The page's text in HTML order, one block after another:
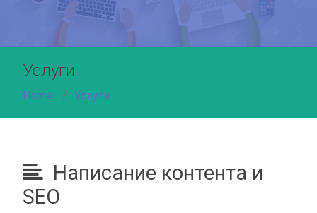
Услуги
Home Услуги
Написание контента и
SEO